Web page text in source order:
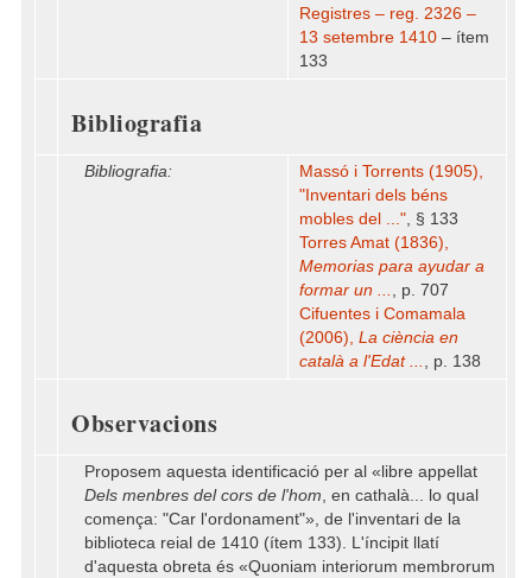
Registres – reg. 2326 –
13 setembre 1410 – ítem
133
Bibliografia
Bibliografia:
Massó i Torrents (1905),
"Inventari dels béns
mobles del ...", § 133
Torres Amat (1836),
Memorias para ayudar a
formar un ... , p. 707
Cifuentes i Comamala
(2006), La ciència en
català a l'Edat ... , p. 138
Observacions
Proposem aquesta identificació per al «libre appellat
Dels menbres del cors de l'hom, en cathalà... lo qual
comença: "Car l'ordonament"», de l'inventari de la
biblioteca reial de 1410 (ítem 133). L'íncipit llatí
d'aquesta obreta és «Quoniam interiorum membrorum